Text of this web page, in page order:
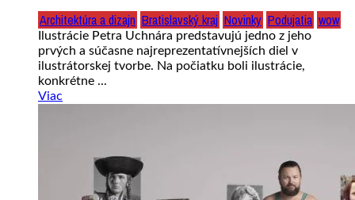
Architektúra a dizajn Bratislavský kraj Novinky Podujatia wow
Ilustrácie Petra Uchnára predstavujú jedno z jeho
prvých a súčasne najreprezentatívnejších diel v
ilustrátorskej tvorbe. Na počiatku boli ilustrácie,
konkrétne ...
Viac